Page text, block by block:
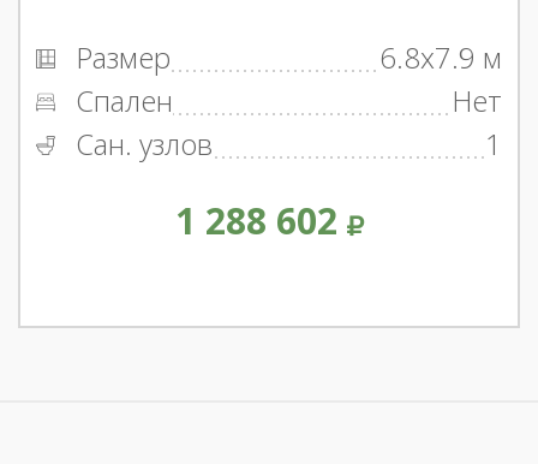
Размер
6.8x7.9 м
Спален
Нет
Сан. узлов
1
1 288 602